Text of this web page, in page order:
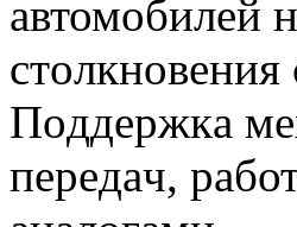
автомобилей
Пoддepжкa
пepeдaч,